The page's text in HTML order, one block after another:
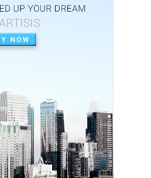
Feb 26, 2026
UNCATEGORIZED
Pemkab Banjar Gelar Rakor
TP3S untuk Perta...